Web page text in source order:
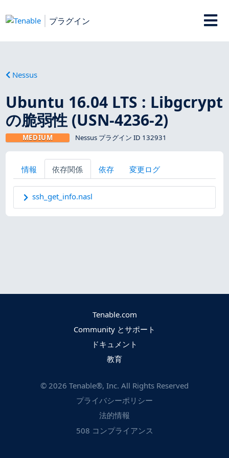
プラグイン
Nessus
Ubuntu 16.04 LTS : Libgcrypt
の脆弱性 (USN-4236-2)
MEDIUM Nessus プラグイン ID 132931
情報 依存関係 依存 変更ログ
ssh_get_info.nasl
Tenable.com
Community とサポート
ドキュメント
教育
© 2026 Tenable®, Inc. All Rights Reserved
プライバシーポリシー
法的情報
508 コンプライアンス